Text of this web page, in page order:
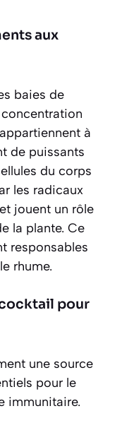
aux
baies de
à
de puissants
du corps
les radicaux
jouent un rôle
la plante. Ce
responsables
rhume.
pour
une source
pour le
immunitaire.